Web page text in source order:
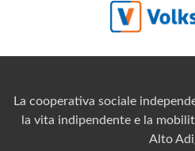
La cooperativa sociale
la vita indipendente e la
Alto